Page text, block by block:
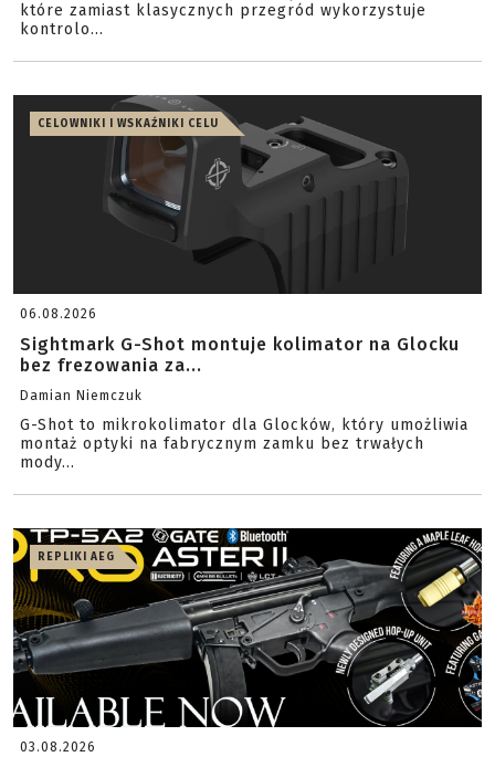
które zamiast klasycznych przegród wykorzystuje
kontrolo...
CELOWNIKI I WSKAŹNIKI CELU
06.08.2026
Sightmark G-Shot montuje kolimator na Glocku
bez frezowania za...
Damian Niemczuk
G-Shot to mikrokolimator dla Glocków, który umożliwia
montaż optyki na fabrycznym zamku bez trwałych
mody...
REPLIKI AEG
03.08.2026